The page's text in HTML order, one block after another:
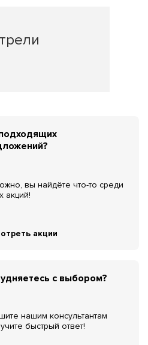
вы найдёте что-то среди
акций!
акции
с выбором?
нашим консультантам
быстрый ответ!